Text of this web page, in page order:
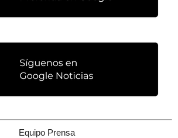
Equipo Prensa